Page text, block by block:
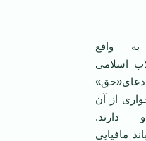
به واقع
اسلامی
از آن
دارند.
مافیایی